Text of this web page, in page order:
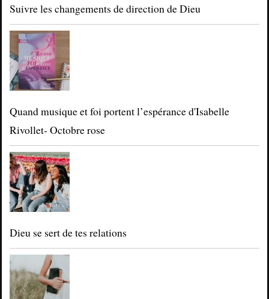
Suivre les changements de direction de Dieu
Quand musique et foi portent l’espérance d'Isabelle
Rivollet- Octobre rose
Dieu se sert de tes relations